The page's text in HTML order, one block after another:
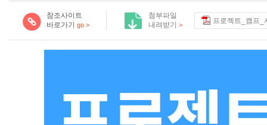
참조사이트
바로가기
go >
첨부파일
내려받기 > 프로젝트_캠프_